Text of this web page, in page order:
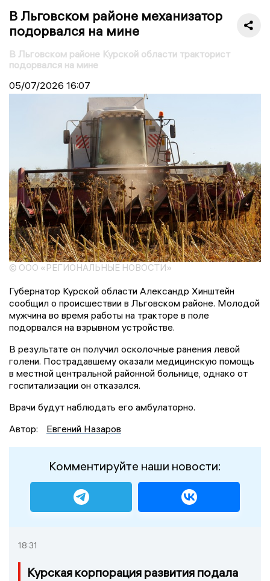
В Льговском районе механизатор
подорвался на мине
В Льговском районе Курской области тракторист
подорвался на мине
05/07/2026 16:07
© ООО «РЕГИОНАЛЬНЫЕ НОВОСТИ»
Губернатор Курской области Александр Хинштейн
сообщил о происшествии в Льговском районе. Молодой
мужчина во время работы на тракторе в поле
подорвался на взрывном устройстве.
В результате он получил осколочные ранения левой
голени. Пострадавшему оказали медицинскую помощь
в местной центральной районной больнице, однако от
госпитализации он отказался.
Врачи будут наблюдать его амбулаторно.
Автор:
Евгений Назаров
Комментируйте наши новости:
18:31
Курская корпорация развития подала